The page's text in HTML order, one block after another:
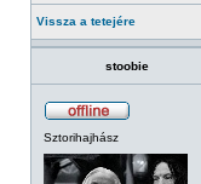
Vissza a tetejére
stoobie
Sztorihajhász